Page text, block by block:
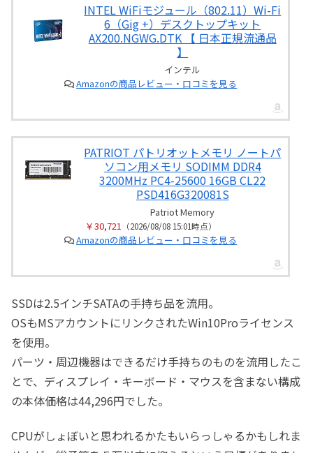
INTEL WiFiモジュール（802.11）Wi-Fi
6（Gig +）デスクトップキット
AX200.NGWG.DTK 【 日本正規流通品
】
インテル
Amazonの商品レビュー・口コミを見る
PATRIOT パトリオットメモリ ノートパ
ソコン用メモリ SODIMM DDR4
3200MHz PC4-25600 16GB CL22
PSD416G320081S
Patriot Memory
￥30,721 （2026/08/08 15:01時点）
Amazonの商品レビュー・口コミを見る
SSDは2.5インチSATAの手持ち品を流用。
OSもMSアカウントにリンクされたWin10Proライセンス
を使用。
パーツ・周辺機器はできるだけ手持ちのものを流用したこ
とで、ディスプレイ・キーボード・マウスを含まない構成
の本体価格は44,296円でした。
CPUがしょぼいと思われるかたもいらっしゃるかもしれま